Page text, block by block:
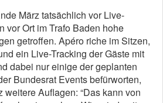
März tatsächlich vor Live-
vor Ort im Trafo Baden hohe
getroffen. Apéro riche im Sitzen,
ein Live-Tracking der Gäste mit
dabei nur einige der geplanten
Bundesrat Events befürworten,
weitere Auflagen: “Das kann von